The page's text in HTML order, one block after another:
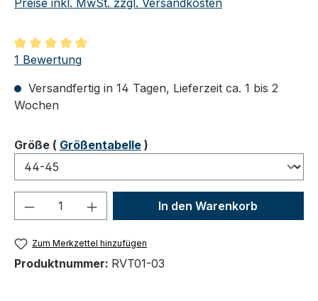
Preise inkl. MwSt. zzgl. Versandkosten
Durchschnittliche Bewertung von 5 von 5 Sternen
1 Bewertung
Versandfertig in 14 Tagen, Lieferzeit ca. 1 bis 2
Wochen
Größeauswählen
( Größentabelle )
Produkt Anzahl: Gib denIn den Warenkorb
Zum Merkzettel hinzufügen
Produktnummer: RVT01-03